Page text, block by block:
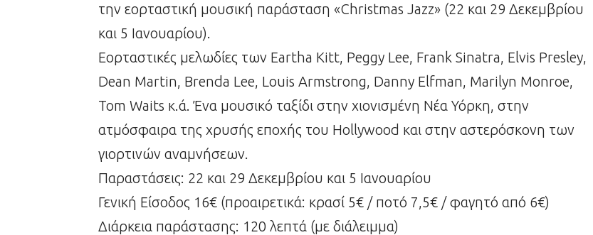
την εορταστική μουσική παράσταση «Christmas Jazz» (22 και 29 Δεκεμβρίου
και 5 Ιανουαρίου).
Εορταστικές μελωδίες των Eartha Kitt, Peggy Lee, Frank Sinatra, Elvis Presley,
Dean Martin, Brenda Lee, Louis Armstrong, Danny Elfman, Marilyn Monroe,
Tom Waits κ.ά. Ένα μουσικό ταξίδι στην χιονισμένη Νέα Υόρκη, στην
ατμόσφαιρα της χρυσής εποχής του Hollywood και στην αστερόσκονη των
γιορτινών αναμνήσεων.
Παραστάσεις: 22 και 29 Δεκεμβρίου και 5 Ιανουαρίου
Γενική Είσοδος 16€ (προαιρετικά: κρασί 5€ / ποτό 7,5€ / φαγητό από 6€)
Διάρκεια παράστασης: 120 λεπτά (με διάλειμμα)